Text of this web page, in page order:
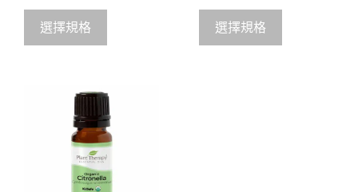
5
選擇規格 選擇規格